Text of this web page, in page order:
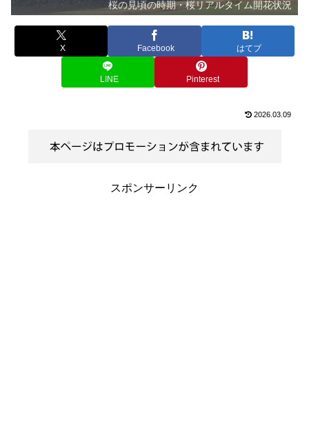
桜の見頃の時期・桜リアルタイム開花状況
X Facebook はてブ
LINE Pinterest
2026.03.09
スポンサーリンク